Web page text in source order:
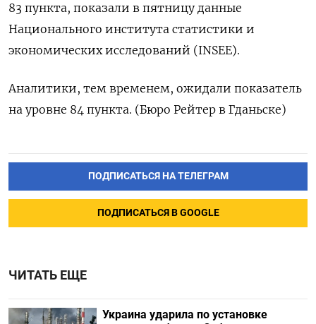
83 пункта, показали в пятницу данные
Национального института статистики и
экономических исследований (INSEE).
Аналитики, тем временем, ожидали показатель
на уровне 84 пункта. (Бюро Рейтер в Гданьске)
ПОДПИСАТЬСЯ НА ТЕЛЕГРАМ
ПОДПИСАТЬСЯ В GOOGLE
ЧИТАТЬ ЕЩЕ
Украина ударила по установке